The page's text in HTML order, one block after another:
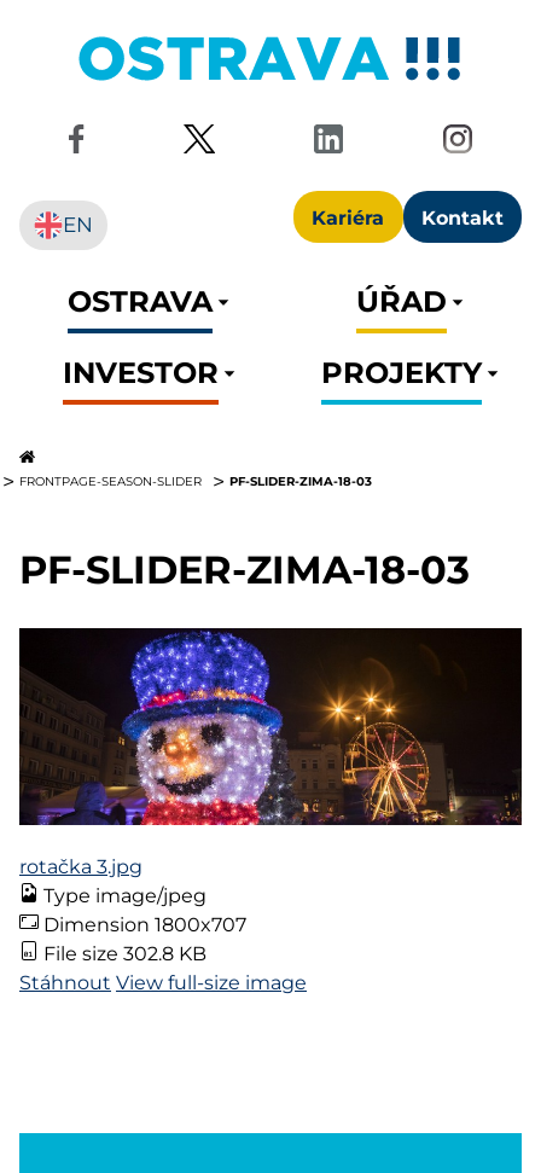
Kariéra Kontakt
EN
OSTRAVA
ÚŘAD
INVESTOR
PROJEKTY
FRONTPAGE-SEASON-SLIDER PF-SLIDER-ZIMA-18-03
PF-SLIDER-ZIMA-18-03
rotačka 3.jpg
Type image/jpeg
Dimension 1800x707
File size 302.8 KB
Stáhnout View full-size image